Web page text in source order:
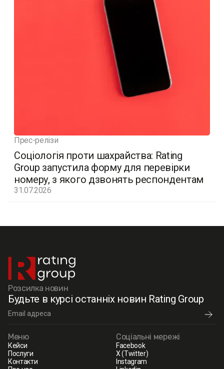
Прес-релізи
Соціологія проти шахрайства: Rating
Group запустила форму для перевірки
номеру, з якого дзвонять респондентам
31.07.2026
Розсилка новин
Будьте в курсі останніх новин Rating Group
Меню
Кейси
Послуги
Контакти
Соціальні мережі
Facebook
X (Twitter)
Instagram